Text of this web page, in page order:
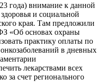
года) внимание к данной
и социальной
края. Там предложили
«Об основах охраны
практику оплаты по
в дневных
лекарствами всех
за счет регионального